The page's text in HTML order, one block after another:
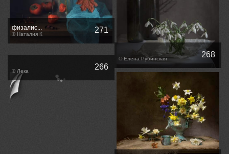
физалис...
© Наталия К 271
© Елена Рубинская 268
© Лека 266